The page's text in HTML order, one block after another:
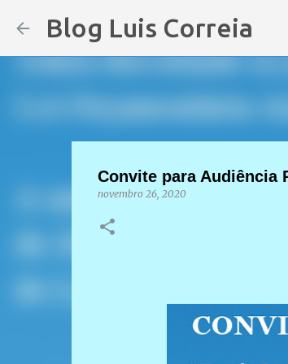
Blog Luis Correia
Convite para Audiência
novembro 26, 2020